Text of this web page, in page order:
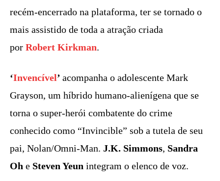
recém-encerrado na plataforma, ter se tornado o
mais assistido de toda a atração criada
por Robert Kirkman.
‘Invencível’ acompanha o adolescente Mark
Grayson, um híbrido humano-alienígena que se
torna o super-herói combatente do crime
conhecido como “Invincible” sob a tutela de seu
pai, Nolan/Omni-Man. J.K. Simmons, Sandra
Oh e Steven Yeun integram o elenco de voz.